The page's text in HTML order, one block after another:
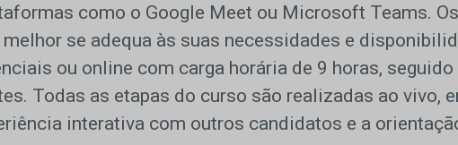
como o Google Meet ou Microsoft Teams.
se adequa às suas necessidades e
ou online com carga horária de 9 horas,
Todas as etapas do curso são realizadas ao vivo,
interativa com outros candidatos e a